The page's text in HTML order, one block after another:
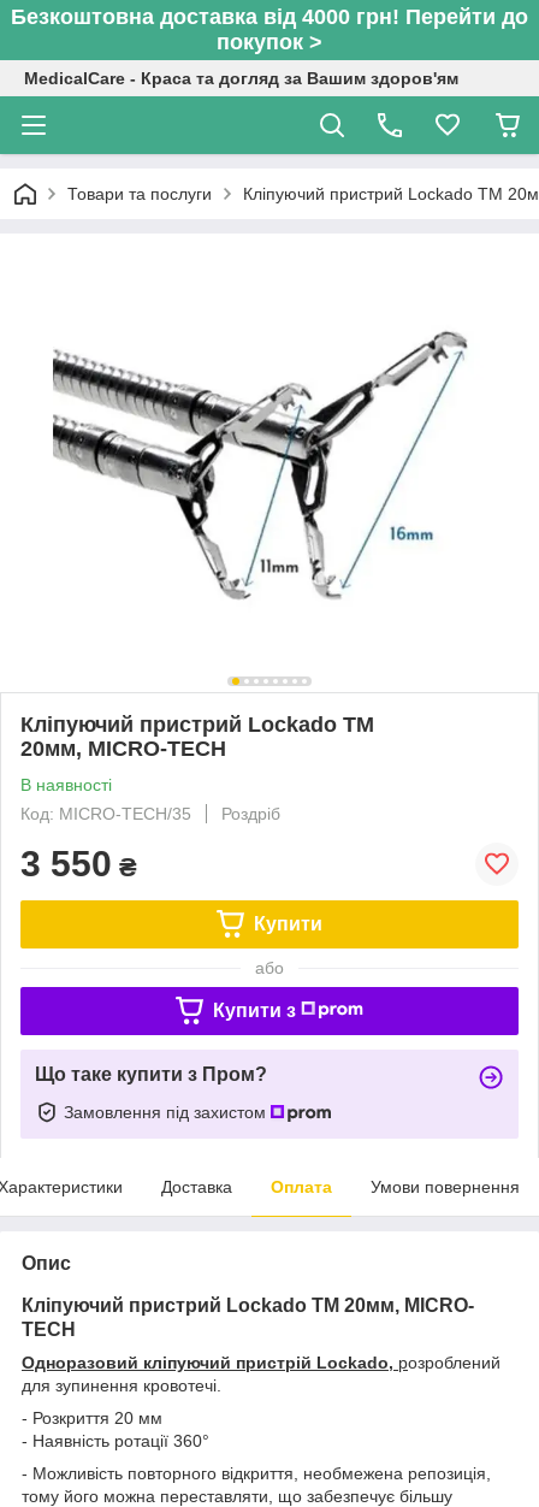
Безкоштовна доставка від 4000 грн! Перейти до
покупок >
MedicalCare - Краса та догляд за Вашим здоров'ям
Товари та послуги Кліпуючий пристрий Lockado TM
Кліпуючий пристрий Lockado TM
20мм, MICRO-TECH
В наявності
Код: MICRO-TECH/35
Роздріб
3 550 ₴
Купити
або
Купити з
Що таке купити з Пром?
Замовлення під захистом
Доставка Оплата Умови повернення
Опис
Кліпуючий пристрий Lockado TM 20мм, MICRO-
TECH
Одноразовий кліпуючий пристрій Lockado, розроблений
для зупинення кровотечі.
- Розкриття 20 мм
- Наявність ротації 360°
- Можливість повторного відкриття, необмежена репозиція,
тому його можна переставляти, що забезпечує більшу